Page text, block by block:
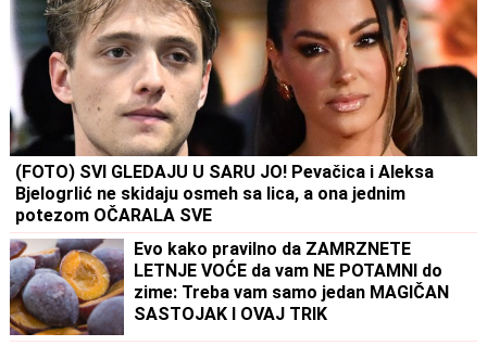
(FOTO) SVI GLEDAJU U SARU JO! Pevačica i Aleksa
Bjelogrlić ne skidaju osmeh sa lica, a ona jednim
potezom OČARALA SVE
Evo kako pravilno da ZAMRZNETE
LETNJE VOĆE da vam NE POTAMNI do
zime: Treba vam samo jedan MAGIČAN
SASTOJAK I OVAJ TRIK